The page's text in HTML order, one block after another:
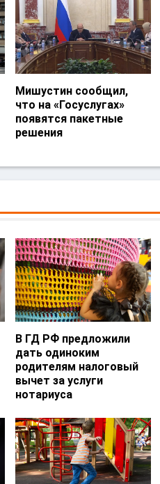
Мишустин сообщил,
что на «Госуслугах»
появятся пакетные
решения
В ГД РФ предложили
дать одиноким
родителям налоговый
вычет за услуги
нотариуса